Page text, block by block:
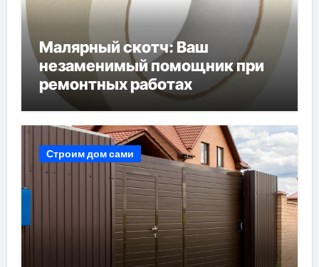
Малярный скотч: Ваш
незаменимый помощник при
ремонтных работах
Строим дом сами